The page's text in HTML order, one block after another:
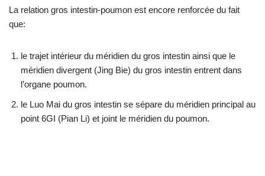
La relation gros intestin-poumon est encore renforcée du fait
que:
le trajet intérieur du méridien du gros intestin ainsi que le
méridien divergent (Jing Bie) du gros intestin entrent dans
l’organe poumon.
le Luo Mai du gros intestin se sépare du méridien principal au
point 6GI (Pian Li) et joint le méridien du poumon.